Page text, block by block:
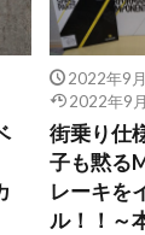
2022年9
2022年9
街乗り仕
子も黙る
レーキを
ル！！～